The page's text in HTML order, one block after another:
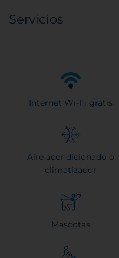
Servicios
Internet Wi-Fi gratis
Aire acondicionado o
climatizador
Mascotas